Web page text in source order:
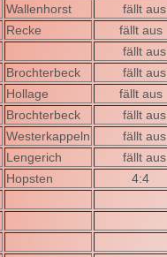
Wallenhorst
fällt aus
Recke
fällt aus
fällt aus
Brochterbeck
fällt aus
Hollage
fällt aus
Brochterbeck
fällt aus
Westerkappeln
fällt aus
Lengerich
fällt aus
Hopsten 4:4